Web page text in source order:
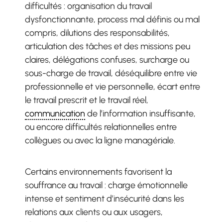
difficultés : organisation du travail
dysfonctionnante, process mal définis ou mal
compris, dilutions des responsabilités,
articulation des tâches et des missions peu
claires, délégations confuses, surcharge ou
sous-charge de travail, déséquilibre entre vie
professionnelle et vie personnelle, écart entre
le travail prescrit et le travail réel,
communication de l’information insuffisante,
ou encore difficultés relationnelles entre
collègues ou avec la ligne managériale.
Certains environnements favorisent la
souffrance au travail : charge émotionnelle
intense et sentiment d’insécurité dans les
relations aux clients ou aux usagers,